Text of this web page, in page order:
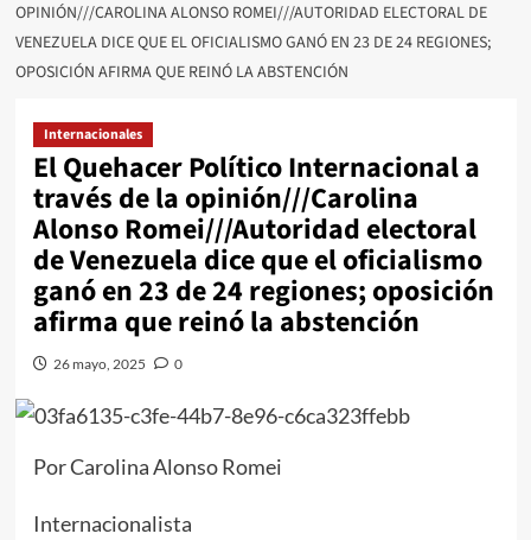
OPINIÓN///CAROLINA ALONSO ROMEI///AUTORIDAD ELECTORAL DE
VENEZUELA DICE QUE EL OFICIALISMO GANÓ EN 23 DE 24 REGIONES;
OPOSICIÓN AFIRMA QUE REINÓ LA ABSTENCIÓN
Internacionales
El Quehacer Político Internacional a
través de la opinión///Carolina
Alonso Romei///Autoridad electoral
de Venezuela dice que el oficialismo
ganó en 23 de 24 regiones; oposición
afirma que reinó la abstención
26 mayo, 2025 0
Por Carolina Alonso Romei
Internacionalista